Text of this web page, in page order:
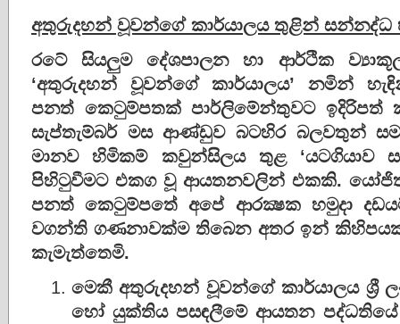
අතුරුදහන් වූවන්ගේ කාර්යාලය තුළින් සන්නද්ධ
රටේ සියලුම දේශපාලන හා ආර්ථික
‘අතුරුදහන් වූවන්ගේ කාර්යාලය’ නමින්
පනත් කෙටුම්පතක් පාර්ලිමේන්තුවට
සැප්තැම්බර් මස ආණ්ඩුව බටහිර බලවතුන්
මානව හිමිකම් කවුන්සිලය තුළ ‘යටගියාව
පිහිටුවීමට එකග වූ ආයතනවලින් එකකි.
පනත් කෙටුම්පතේ අපේ ආරක්‍ෂක හමුදා
වගන්ති ගණනාවක්ම තිබෙන අතර ඉන් කිහිපයක්
කැමැත්තෙමි.
මෙකී අතුරුදහන් වූවන්ගේ කාර්යාලය ශ්‍රී
හෝ යුක්තිය පසඳලීමේ ආයතන